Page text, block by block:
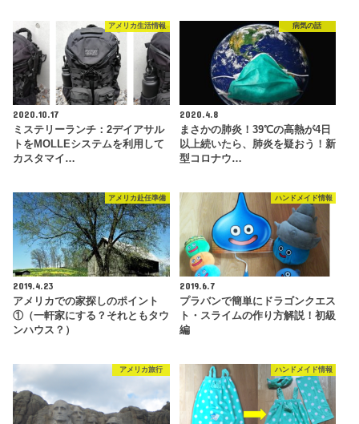
アメリカ生活情報
2020.10.17
ミステリーランチ：2デイアサル
トをMOLLEシステムを利用して
カスタマイ…
病気の話
2020.4.8
まさかの肺炎！39℃の高熱が4日
以上続いたら、肺炎を疑おう！新
型コロナウ…
アメリカ赴任準備
2019.4.23
アメリカでの家探しのポイント
①（一軒家にする？それともタウ
ンハウス？）
ハンドメイド情報
2019.6.7
プラバンで簡単にドラゴンクエス
ト・スライムの作り方解説！初級
編
アメリカ旅行 ハンドメイド情報